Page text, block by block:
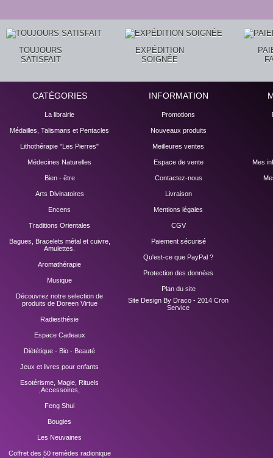
TOUJOURS
SATISFAIT
EXPÉDITION
SOIGNÉE
CATÉGORIES
La librairie
Médailles, Talismans et Pentacles
Lithothérapie "Les Pierres"
Médecines Naturelles
Bien - être
Arts Divinatoires
Encens
Traditions Orientales
Bagues, Bracelets métal et cuivre,
Amulettes.
Aromathérapie
Musique
Découvrez notre selection de
produits de Doreen Virtue
Radiesthésie
Espace Cadeaux
Diététique - Bio - Beauté
Jeux et livres pour enfants
Esotérisme, Magie, Rituels
,Accessoires,
Feng Shui
Bougies
Les Neuvaines
Coffret des 50 remèdes radionique
INFORMATION
Promotions
Nouveaux produits
Meilleures ventes
Espace de vente
Contactez-nous
Livraison
Mentions légales
CGV
Paiement sécurisé
Qu'est-ce que PayPal ?
Protection des données
Plan du site
Site Design By Draco - 2014 Cron
Service
Mes